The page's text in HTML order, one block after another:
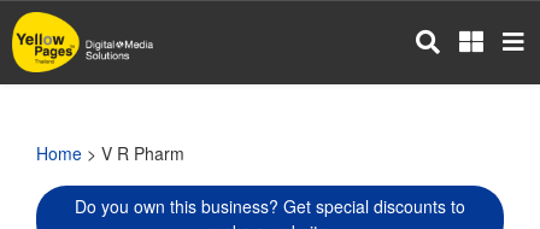
Skip
to
main
Home > V R Pharm
Do you own this business? Get special discounts to